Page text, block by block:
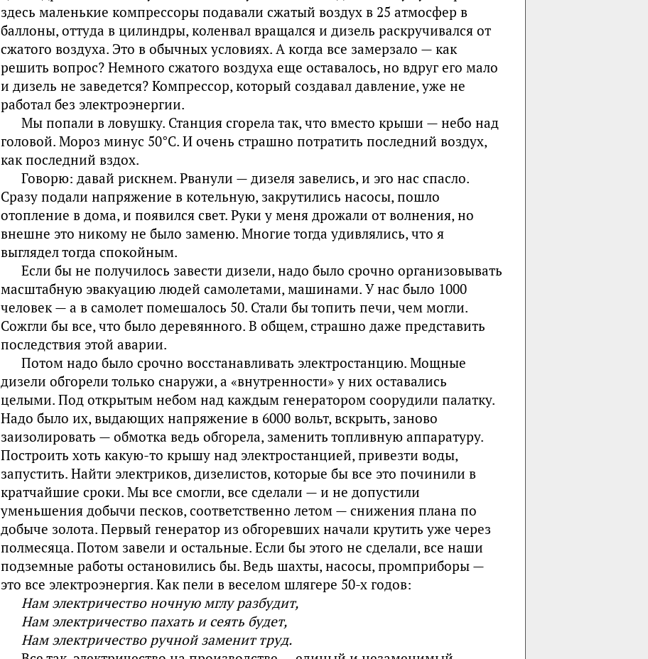
здесь маленькие компрессоры подавали сжатый воздух в 25 атмосфер в
баллоны, оттуда в цилиндры, коленвал вращался и дизель раскручивался от
сжатого воздуха. Это в обычных условиях. А когда все замерзало — как
решить вопрос? Немного сжатого воздуха еще оставалось, но вдруг его мало
и дизель не заведется? Компрессор, который создавал давление, уже не
работал без электроэнергии.
Мы попали в ловушку. Станция сгорела так, что вместо крыши — небо над
головой. Мороз минус 50°С. И очень страшно потратить последний воздух,
как последний вздох.
Говорю: давай рискнем. Рванули — дизеля завелись, и эго нас спасло.
Сразу подали напряжение в котельную, закрутились насосы, пошло
отопление в дома, и появился свет. Руки у меня дрожали от волнения, но
внешне это никому не было заменю. Многие тогда удивлялись, что я
выглядел тогда спокойным.
Если бы не получилось завести дизели, надо было срочно организовывать
масштабную эвакуацию людей самолетами, машинами. У нас было 1000
человек — а в самолет помешалось 50. Стали бы топить печи, чем могли.
Сожгли бы все, что было деревянного. В общем, страшно даже представить
последствия этой аварии.
Потом надо было срочно восстанавливать электростанцию. Мощные
дизели обгорели только снаружи, а «внутренности» у них оставались
целыми. Под открытым небом над каждым генератором соорудили палатку.
Надо было их, выдающих напряжение в 6000 вольт, вскрыть, заново
заизолировать — обмотка ведь обгорела, заменить топливную аппаратуру.
Построить хоть какую-то крышу над электростанцией, привезти воды,
запустить. Найти электриков, дизелистов, которые бы все это починили в
кратчайшие сроки. Мы все смогли, все сделали — и не допустили
уменьшения добычи песков, соответственно летом — снижения плана по
добыче золота. Первый генератор из обгоревших начали крутить уже через
полмесяца. Потом завели и остальные. Если бы этого не сделали, все наши
подземные работы остановились бы. Ведь шахты, насосы, промприборы —
это все электроэнергия. Как пели в веселом шлягере 50-х годов:
Нам электричество ночную мглу разбудит,
Нам электричество пахать и сеять будет,
Нам электричество ручной заменит труд.